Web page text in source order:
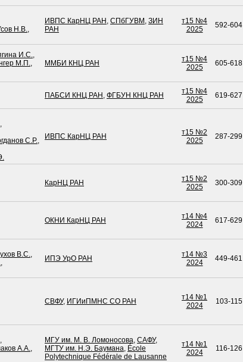
Н.В.,
ИВПС КарНЦ РАН , СПбГУВМ , ЗИН
РАН
т15 №4
2025
592-604
И.С.,
М.П.,
ММБИ КНЦ РАН
т15 №4
2025
605-618
ПАБСИ КНЦ РАН , ФГБУН КНЦ РАН
т15 №4
2025
619-627
,
С.Р.,
ИВПС КарНЦ РАН
т15 №2
2025
287-299
КарНЦ РАН
т15 №2
2025
300-309
ОКНИ КарНЦ РАН
т14 №4
2024
617-629
В.С.,
,
ИПЭ УрО РАН
т14 №3
2024
449-461
СВФУ, ИГИиПМНС СО РАН
т14 №1
2024
103-115
,
А.А.,
МГУ им. М. В. Ломоносова, САФУ,
МГТУ им. Н.Э. Баумана, École
Polytechnique Fédérale de Lausanne
т14 №1
2024
116-126